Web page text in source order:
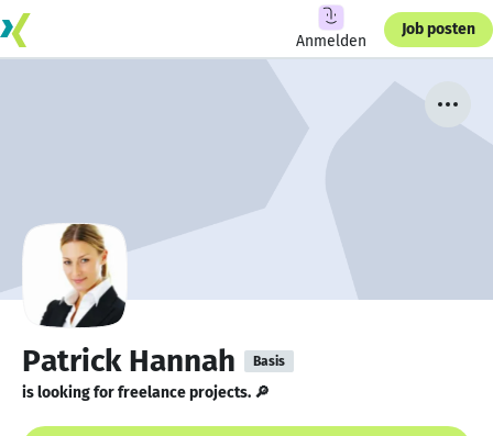
Anmelden
Job posten
Patrick Hannah Basis
is looking for freelance projects. 🔎